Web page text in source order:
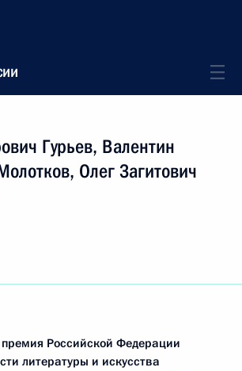
Гурьев, Валентин
Олег Загитович
премия Российской Федерации
литературы и искусства